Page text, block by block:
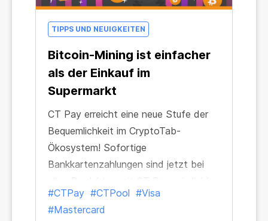
TIPPS UND NEUIGKEITEN
Bitcoin-Mining ist einfacher
als der Einkauf im
Supermarkt
CT Pay erreicht eine neue Stufe der
Bequemlichkeit im CryptoTab-
Ökosystem! Sofortige
Bankkartenzahlungen sind jetzt bei
Du musst nicht mehr mit deinem
Krypto-Wallet hantieren, Währungen
#CTPay #CTPool #Visa
#Mastercard